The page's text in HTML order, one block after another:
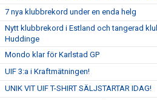
7 nya klubbrekord under en enda helg
Nytt klubbrekord i Estland och tangerad
Huddinge
Mondo klar för Karlstad GP
UIF 3:a i Kraftmätningen!
UNIK VIT UIF T-SHIRT SÄLJSTARTAR IDAG!